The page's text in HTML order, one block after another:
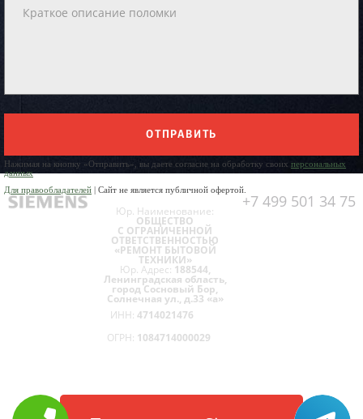
ОТПРАВИТЬ
Нажимая на кнопку «Отправить», вы даете согласие на обработку своих персональных
данных
Для правообладателей | Сайт не является публичной офертой.
+7 499 501 34 75
Юр. Наименование:
ОБЩЕСТВО
С ОГРАНИЧЕННОЙ
ОТВЕТСТВЕННОСТЬЮ
«РЕМОНТ БЫТОВОЙ
ТЕХНИКИ»
Юр. Адрес: 188544,
Ленинградская область,
город Сосновый Бор,
Солнечная ул., д.33 «а»
ИНН: 4714021476
ОГРН: 1084714000029